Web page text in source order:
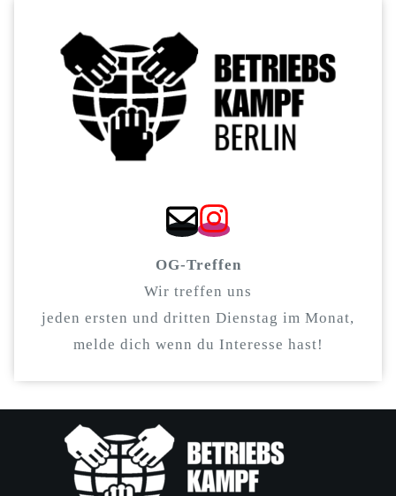
OG-Treffen
Wir treffen uns
jeden ersten und dritten Dienstag im Monat,
melde dich wenn du Interesse hast!